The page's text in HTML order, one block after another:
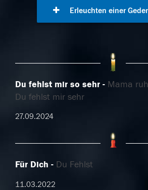
Erleuchten einer
Du fehlst mir so sehr
Mama
Du fehlst mir sehr
27.09.2024
Für Dich Du Fehlst
11.03.2022